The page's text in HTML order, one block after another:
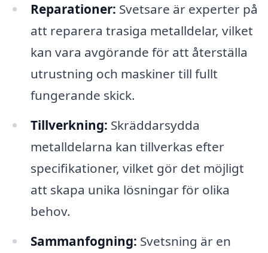
Reparationer: Svetsare är experter på
att reparera trasiga metalldelar, vilket
kan vara avgörande för att återställa
utrustning och maskiner till fullt
fungerande skick.
Tillverkning: Skräddarsydda
metalldelarna kan tillverkas efter
specifikationer, vilket gör det möjligt
att skapa unika lösningar för olika
behov.
Sammanfogning: Svetsning är en